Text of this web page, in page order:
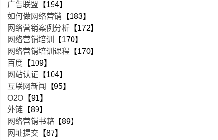
广告联盟 【194】
如何做网络营销 【183】
网络营销案例分析 【172】
网络营销培训
【170】
网络营销培训课程 【170】
百度 【109】
网站认证 【104】
互联网新闻
【95】
O2O 【91】
外链 【89】
网络营销书籍 【89】
网址提交 【87】